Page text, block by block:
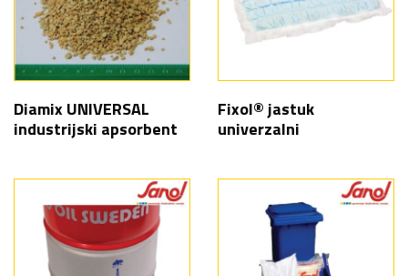
Diamix UNIVERSAL
industrijski apsorbent
Fixol® jastuk
univerzalni